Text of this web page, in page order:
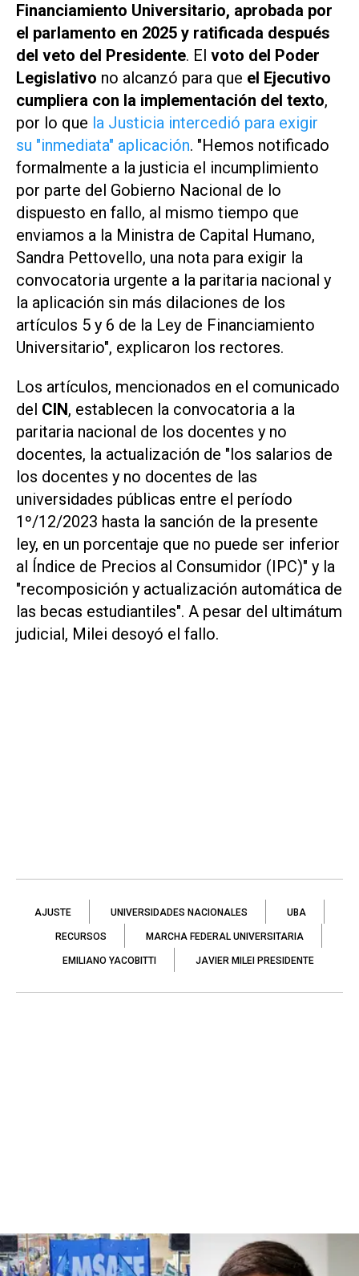
Financiamiento Universitario, aprobada por
el parlamento en 2025 y ratificada después
del veto del Presidente. El voto del Poder
Legislativo no alcanzó para que el Ejecutivo
cumpliera con la implementación del texto,
por lo que la Justicia intercedió para exigir
su "inmediata" aplicación. "Hemos notificado
formalmente a la justicia el incumplimiento
por parte del Gobierno Nacional de lo
dispuesto en fallo, al mismo tiempo que
enviamos a la Ministra de Capital Humano,
Sandra Pettovello, una nota para exigir la
convocatoria urgente a la paritaria nacional y
la aplicación sin más dilaciones de los
artículos 5 y 6 de la Ley de Financiamiento
Universitario", explicaron los rectores.
Los artículos, mencionados en el comunicado
del CIN, establecen la convocatoria a la
paritaria nacional de los docentes y no
docentes, la actualización de "los salarios de
los docentes y no docentes de las
universidades públicas entre el período
1º/12/2023 hasta la sanción de la presente
ley, en un porcentaje que no puede ser inferior
al Índice de Precios al Consumidor (IPC)" y la
"recomposición y actualización automática de
las becas estudiantiles". A pesar del ultimátum
judicial, Milei desoyó el fallo.
AJUSTE UNIVERSIDADES NACIONALES UBA
RECURSOS MARCHA FEDERAL UNIVERSITARIA
EMILIANO YACOBITTI JAVIER MILEI PRESIDENTE